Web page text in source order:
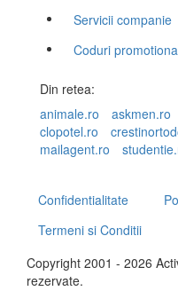
Servicii companie
Coduri
Din retea:
animale.ro
askmen.ro
clopotel.ro
mailagent.ro
Confidentialitate
Termeni si Conditii
Copyright 2001 - 2026
rezervate.